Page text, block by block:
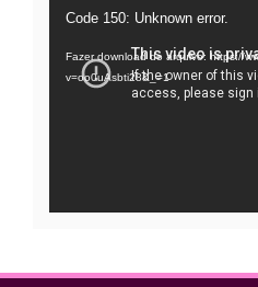
Tocador
vídeo
Code 150: Unknown error.
Fazer download do arquivo: https://
v=oo0uAsbti28&_=1